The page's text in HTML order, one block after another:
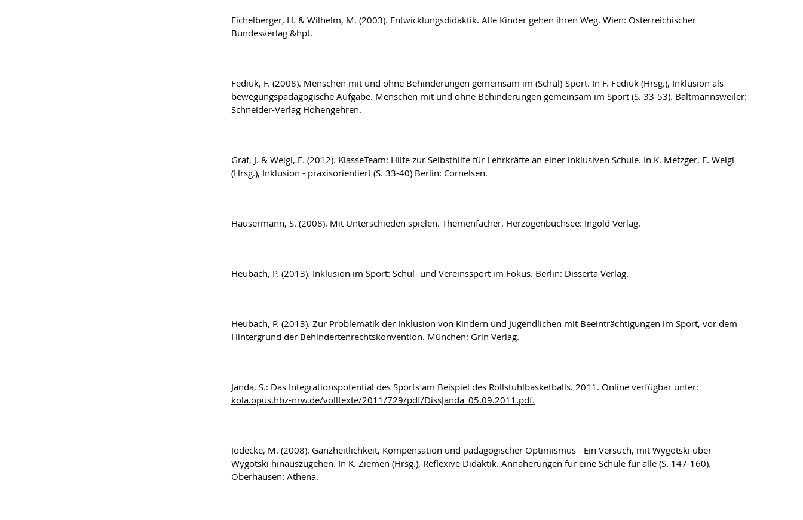
Eichelberger, H. & Wilhelm, M. (2003). Entwicklungsdidaktik. Alle Kinder gehen ihren Weg. Wien: Österreichischer
Bundesverlag &hpt.
Fediuk, F. (2008). Menschen mit und ohne Behinderungen gemeinsam im (Schul)-Sport. In F. Fediuk (Hrsg.), Inklusion als
bewegungspädagogische Aufgabe. Menschen mit und ohne Behinderungen gemeinsam im Sport (S. 33-53). Baltmannsweiler:
Schneider-Verlag Hohengehren.
Graf, J. & Weigl, E. (2012). KlasseTeam: Hilfe zur Selbsthilfe für Lehrkräfte an einer inklusiven Schule. In K. Metzger, E. Weigl
(Hrsg.), Inklusion - praxisorientiert (S. 33-40) Berlin: Cornelsen.
Häusermann, S. (2008). Mit Unterschieden spielen. Themenfächer. Herzogenbuchsee: Ingold Verlag.
Heubach, P. (2013). Inklusion im Sport: Schul- und Vereinssport im Fokus. Berlin: Disserta Verlag.
Heubach, P. (2013). Zur Problematik der Inklusion von Kindern und Jugendlichen mit Beeinträchtigungen im Sport, vor dem
Hintergrund der Behindertenrechtskonvention. München: Grin Verlag.
Janda, S.: Das Integrationspotential des Sports am Beispiel des Rollstuhlbasketballs. 2011. Online verfügbar unter:
kola.opus.hbz-nrw.de/volltexte/2011/729/pdf/DissJanda_05.09.2011.pdf.
Jödecke, M. (2008). Ganzheitlichkeit, Kompensation und pädagogischer Optimismus - Ein Versuch, mit Wygotski über
Wygotski hinauszugehen. In K. Ziemen (Hrsg.), Reflexive Didaktik. Annäherungen für eine Schule für alle (S. 147-160).
Oberhausen: Athena.